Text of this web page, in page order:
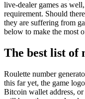
live-dealer games as
requirement. Should
they are suffering from
below to make the most
The best list of
Roulette number
this far yet, the game
Bitcoin wallet address,